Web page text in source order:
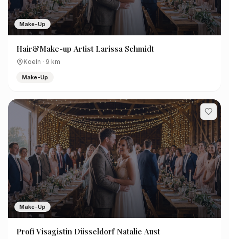
Make-Up
Hair&Make-up Artist Larissa Schmidt
Koeln · 9 km
Make-Up
Make-Up
Profi Visagistin Düsseldorf Natalie Aust